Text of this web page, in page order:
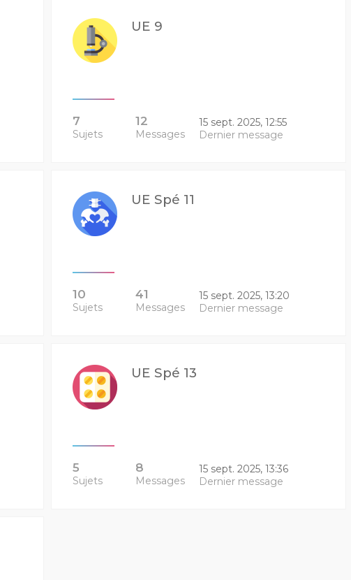
UE 9
7
Sujets
12
Messages
15 sept. 2025, 12:55
Dernier message
UE Spé 11
10
Sujets
41
Messages
15 sept. 2025, 13:20
Dernier message
UE Spé 13
5
Sujets
8
Messages
15 sept. 2025, 13:36
Dernier message